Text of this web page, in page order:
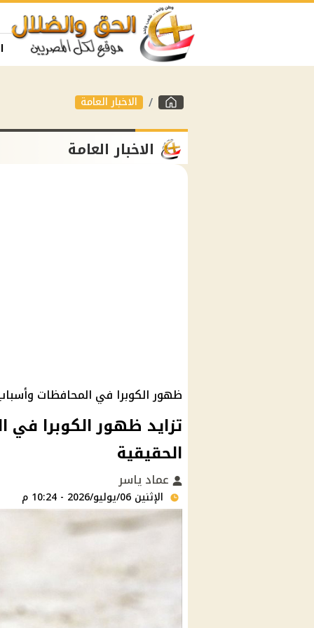
الاخبار العامة
الاخبار العامة
ظهور الكوبرا في المحافظات
تزايد ظهور الكوبرا
الحقيقية
عماد ياسر
الإثنين 06/يوليو/2026 - 10:24 م